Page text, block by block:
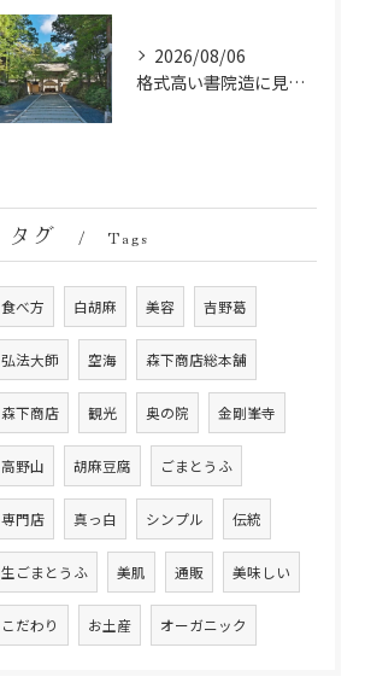
2026/08/06
格式高い書院造に見る金剛峯寺の中世から近世への変遷
タグ Tags
食べ方 白胡麻 美容 吉野葛
弘法大師 空海 森下商店総本舗
森下商店 観光 奥の院 金剛峯寺
高野山 胡麻豆腐 ごまとうふ
専門店 真っ白 シンプル 伝統
生ごまとうふ 美肌 通販 美味しい
こだわり お土産 オーガニック